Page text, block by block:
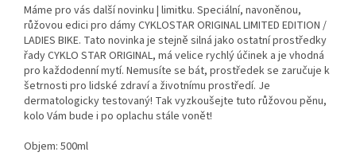
Máme pro vás další novinku | limitku. Speciální, navoněnou,
růžovou edici pro dámy CYKLOSTAR ORIGINAL LIMITED EDITION /
LADIES BIKE. Tato novinka je stejně silná jako ostatní prostředky
řady CYKLO STAR ORIGINAL, má velice rychlý účinek a je vhodná
pro každodenní mytí. Nemusíte se bát, prostředek se zaručuje k
šetrnosti pro lidské zdraví a životnímu prostředí. Je
dermatologicky testovaný! Tak vyzkoušejte tuto růžovou pěnu,
kolo Vám bude i po oplachu stále vonět!
Objem: 500ml